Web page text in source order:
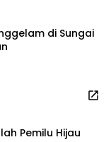
di Sungai
Pemilu Hijau